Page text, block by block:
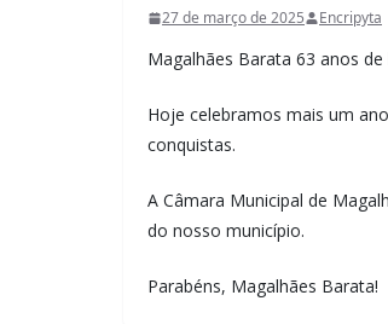
27 de março de 2025 Encripyta
Magalhães Barata 63 anos
Hoje celebramos mais um
conquistas.
A Câmara Municipal de
do nosso município.
Parabéns, Magalhães Barata!